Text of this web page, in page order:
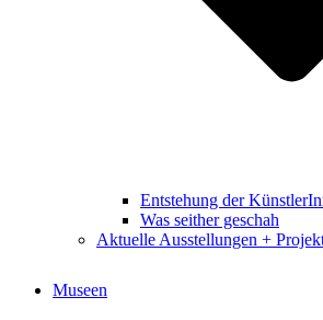
Entstehung der
Was seither geschah
Aktuelle Ausstellungen +
Museen